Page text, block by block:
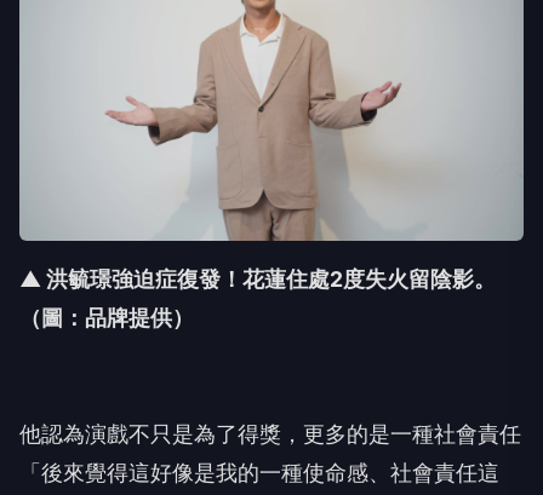
▲ 洪毓璟強迫症復發！花蓮住處2度失火留陰影。
（圖：品牌提供）
他認為演戲不只是為了得獎，更多的是一種社會責任
「後來覺得這好像是我的一種使命感、社會責任這